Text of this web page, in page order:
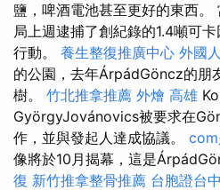
鹽，啤酒電池甚至更好的東西。
局上週逮捕了創紀錄的1.4噸可
行動。 養生整復推廣中心 外國
的公園，去年ÁrpádGöncz的朋
樹。 竹北推拿推薦 外燴 高雄
GyörgyJovánovics被要求在
作，並與發起人達成協議。 com
像將於10月揭幕，這是
復 新竹推拿整骨推薦 台胞證台中